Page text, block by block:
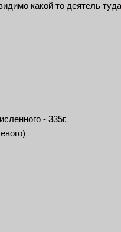
какой то деятель
- 335г.